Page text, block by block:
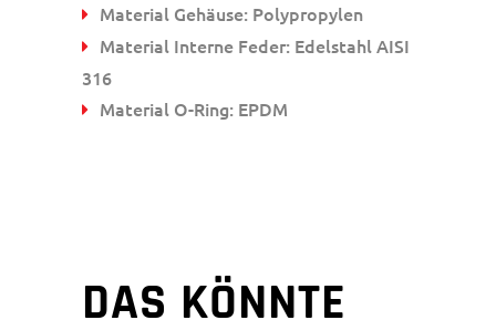
Material Gehäuse: Polypropylen
Material Interne Feder: Edelstahl AISI
316
Material O-Ring: EPDM
DAS KÖNNTE